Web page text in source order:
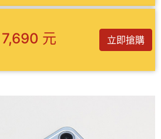
7,690 元 立即搶購